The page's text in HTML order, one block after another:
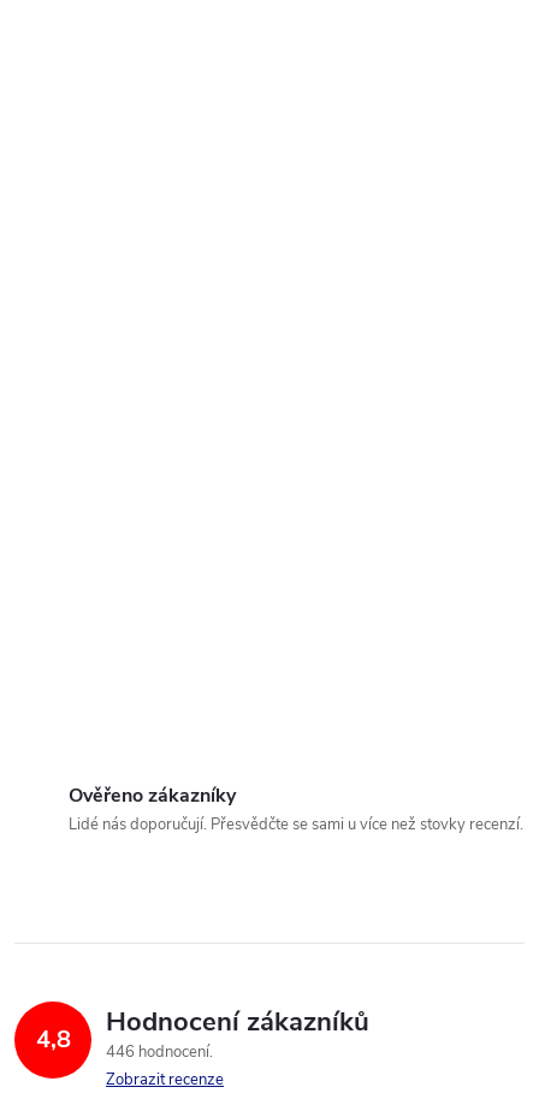
Ověřeno zákazníky
Lidé nás doporučují. Přesvědčte se sami u více než stovky recenzí.
4,8 Hodnocení zákazníků
446 hodnocení
Zobrazit recenze